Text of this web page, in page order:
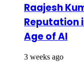
Raajesh
Reputation
Age of AI
3 weeks ago